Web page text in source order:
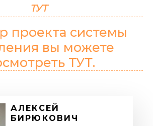
ТУТ
проекта системы
вы можете
ТУТ.
АЛЕКСЕЙ
БИРЮКОВИЧ